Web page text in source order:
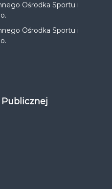
Ośrodka Sportu i
Ośrodka Sportu i
Publicznej